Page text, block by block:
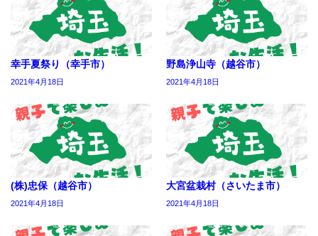
幸手夏祭り（幸手市）
2021年4月18日
野島浄山寺（越谷市）
2021年4月18日
(株)忠保（越谷市）
2021年4月18日
大宮盆栽村（さいたま市）
2021年4月18日